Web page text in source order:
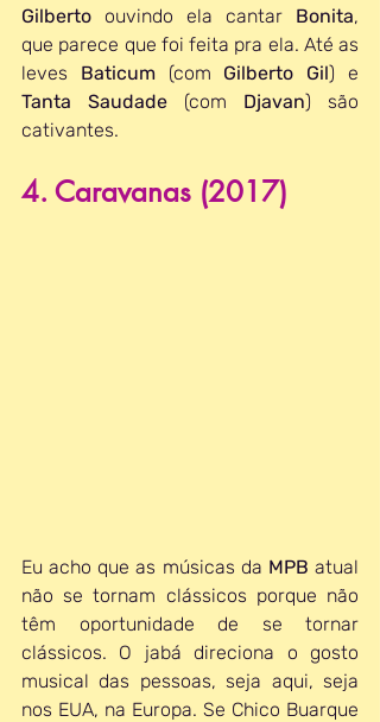
Gilberto ouvindo ela cantar Bonita,
que parece que foi feita pra ela. Até as
leves Baticum (com Gilberto Gil
Tanta Saudade (com Djavan) são
cativantes.
4. Caravanas (2017)
Eu acho que as músicas da MPB atual
não se tornam clássicos porque não
têm oportunidade de se tornar
clássicos. O jabá direciona o gosto
musical das pessoas, seja aqui, seja
nos EUA, na Europa. Se Chico Buarque